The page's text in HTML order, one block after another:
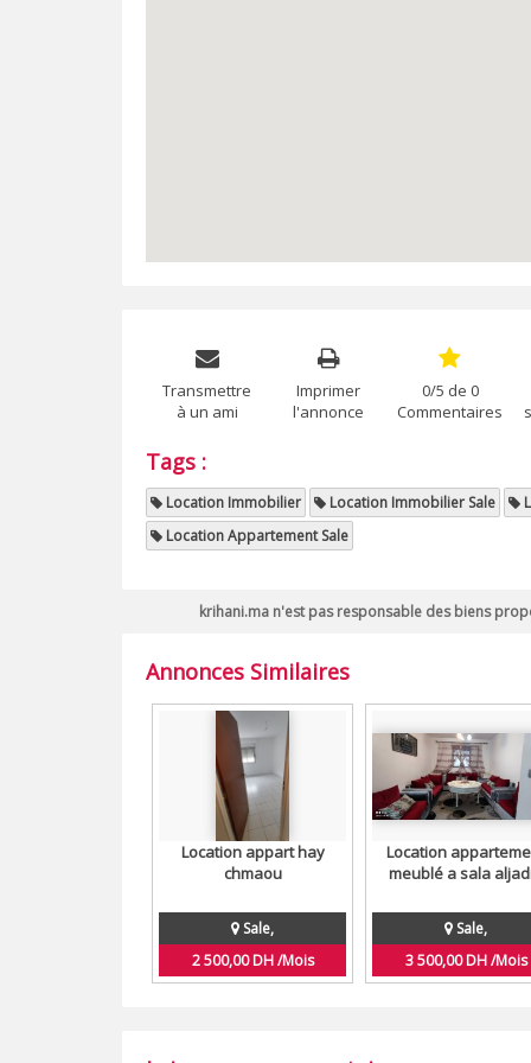
Transmettre
à un ami
Imprimer
l'annonce
0/5 de 0
Commentaires
Tags :
Location Immobilier Location Immobilier Sale
Location Appartement Sale
krihani.ma n'est pas responsable des biens
Annonces Similaires
Location appart hay
chmaou
Sale,
2 500,00 DH /Mois
Location
meublé a sala
Sale,
3 500,00 DH /Mois